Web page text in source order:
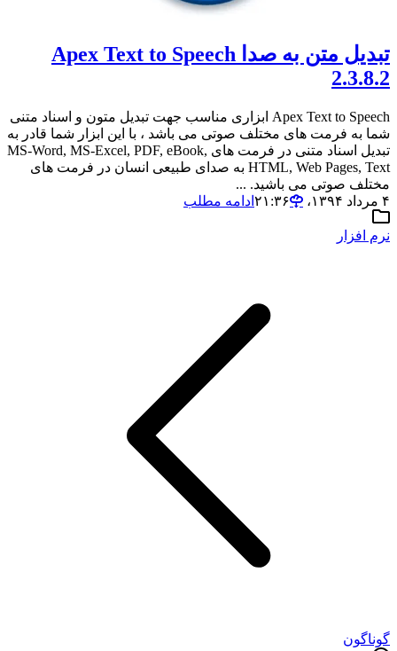
تبدیل متن به صدا Apex Text to Speech
2.3.8.2
Apex Text to Speech ابزاری مناسب جهت تبدیل متون و اسناد متنی
شما به فرمت های مختلف صوتی می باشد ، با این ابزار شما قادر به
تبدیل اسناد متنی در فرمت های MS-Word, MS-Excel, PDF, eBook,
HTML, Web Pages, Text به صدای طبیعی انسان در فرمت های
مختلف صوتی می باشید. ...
۴ مرداد ۱۳۹۴،‏ ۲۱:۳۶
ادامه مطلب
نرم افزار
گوناگون